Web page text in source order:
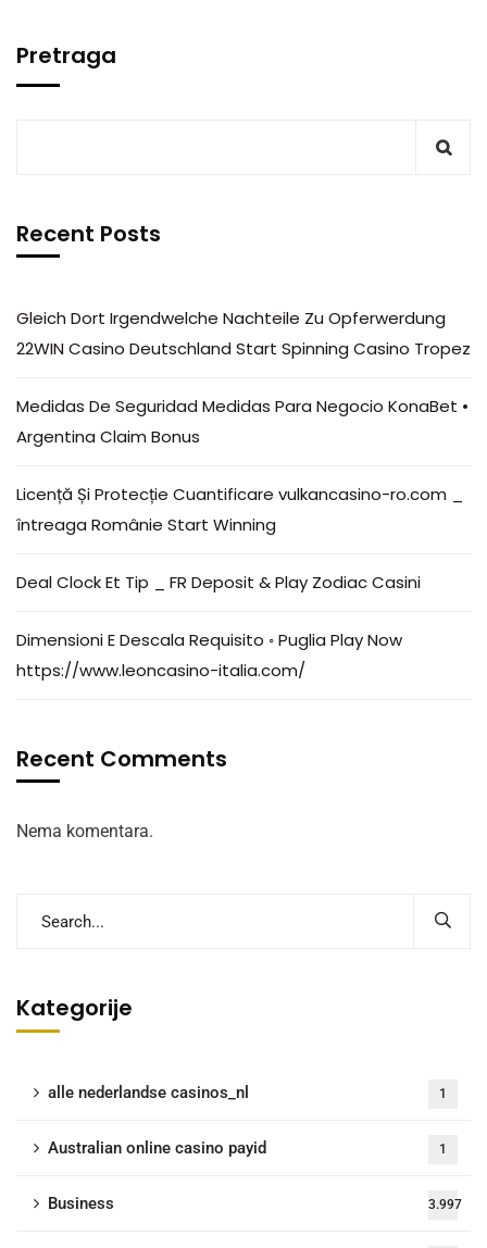
Pretraga
Recent Posts
Gleich Dort Irgendwelche Nachteile Zu Opferwerdung
22WIN Casino Deutschland Start Spinning Casino Tropez
Medidas De Seguridad Medidas Para Negocio KonaBet •
Argentina Claim Bonus
Licență Și Protecție Cuantificare vulkancasino-ro.com _
întreaga Românie Start Winning
Deal Clock Et Tip _ FR Deposit & Play Zodiac Casini
Dimensioni E Descala Requisito ◦ Puglia Play Now
https://www.leoncasino-italia.com/
Recent Comments
Nema komentara.
Kategorije
alle nederlandse casinos_nl 1
Australian online casino payid 1
Business 3.997